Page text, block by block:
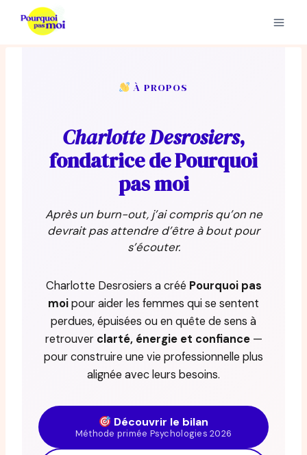
À PROPOS
Charlotte Desrosiers,
fondatrice de Pourquoi
pas moi
Après un burn-out, j’ai compris qu’on ne
devrait pas attendre d’être à bout pour
s’écouter.
Charlotte Desrosiers a créé Pourquoi pas
moipour aider les femmes qui se sentent
perdues, épuisées ou en quête de sens à
retrouver clarté, énergie et confiance—
pour construire une vie professionnelle plus
alignée avec leurs besoins.
Découvrir le bilan
Méthode primée Psychologies 2026